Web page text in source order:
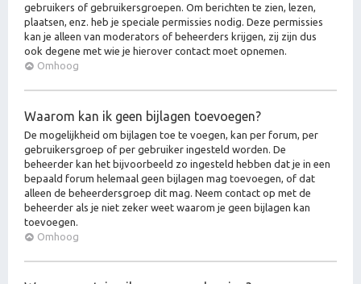
gebruikers of gebruikersgroepen. Om berichten te zien, lezen,
plaatsen, enz. heb je speciale permissies nodig. Deze permissies
kan je alleen van moderators of beheerders krijgen, zij zijn dus
ook degene met wie je hierover contact moet opnemen.
Omhoog
Waarom kan ik geen bijlagen toevoegen?
De mogelijkheid om bijlagen toe te voegen, kan per forum, per
gebruikersgroep of per gebruiker ingesteld worden. De
beheerder kan het bijvoorbeeld zo ingesteld hebben dat je in een
bepaald forum helemaal geen bijlagen mag toevoegen, of dat
alleen de beheerdersgroep dit mag. Neem contact op met de
beheerder als je niet zeker weet waarom je geen bijlagen kan
toevoegen.
Omhoog